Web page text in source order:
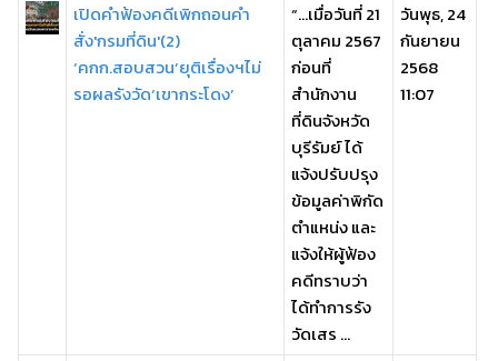
เปิดคำฟ้องคดีเพิกถอนคำ
สั่ง'กรมที่ดิน'(2)
‘คกก.สอบสวน’ยุติเรื่องฯไม่
รอผลรังวัด‘เขากระโดง’
“…เมื่อวันที่ 21
ตุลาคม 2567
ก่อนที่
สำนักงาน
ที่ดินจังหวัด
บุรีรัมย์ ได้
แจ้งปรับปรุง
ข้อมูลค่าพิกัด
ตำแหน่ง และ
แจ้งให้ผู้ฟ้อง
คดีทราบว่า
ได้ทำการรัง
วัดเสร ...
วันพุธ, 24
กันยายน
2568
11:07